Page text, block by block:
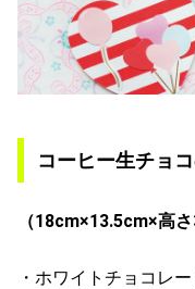
コーヒー生チョ
（18cm×13.5cm×高
・ホワイトチョコレ